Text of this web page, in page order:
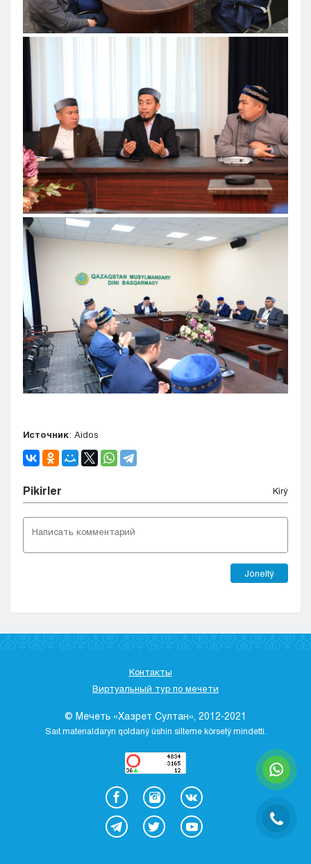
Источник: Aidos
Pіkіrler Kіrý
Jóneltý
Контакты
Виртуальный тур по мечети
© Мечеть «Хазрет Султан», 2012-2021
Saıt materıaldaryn qoldaný úshіn sіlteme kórsetý mіndettі.